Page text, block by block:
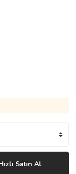
Satın Al